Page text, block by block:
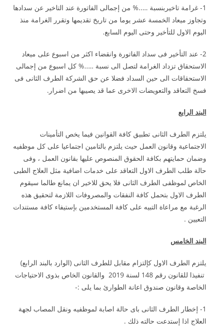
1- غرامة تاخيربنسبة …..% من إجمالى الفاتورة عند التاخير عن سدادها
وتجاوز ميعاد الخمسة عشر يوما من تاريخ تقديمها وتقرر الغرامة منذ
اليوم الاول للتأخير وحتى اليوم السابع.
2- عند التأخير فى سداد الفاتورة وانقضاء اكثر من اسبوع على ميعاد
الاستحقاق تزداد الغرامة لتصل الى نسبة …..% كل اسبوع من إجمالى
الاستحقاقات الى حين السداد فضلا عن حق الشركة الطرف الثانى فى
فسخ التعاقد والتعويضات الاخرى عما قد يصيبها من اضرار.
البند الرابع
يلتزم الطرف الثانى تطبيق كافة القوانين فيما يخص التأمينات
الاجتماعية وقانون العمل حيث يلتزم بالتامين اجتماعيا على كل موظفيه
وضمان حمايتهم بكافة الحقوق المنصوص عليها بقانون العمل ، وفى
حالة طلب الطرف الاول التعاقد على خدمات اضافية مثل العلاج الطبى
الخاص لموظفى الطرف الثانى فلا يحق للاخير ان يمانع طالما سيقوم
الطرف الاول بتحمل كافة النفقات والمصروفات اللازمة لتحقيق هذه
الرغبة مع مراعاة التبيه على كافة المستخدمين بإستيفاء كافة مستندات
التعيين .
البند الخامس
يلتزم الطرف الاول كإلتزام مقابل للطرف الثانى (الوارد بالبند الرابع)
تنفيذا للقانون رقم 148 لسنة 2019 والقانون الخاص بذوى الاحتياجات
الخاصة وقانون صندوق اعانة الطوارئ بما يلى :-
1- إخطار الطرف الثانى باى حالة اصابة لموظفيه ونقل المصاب لجهة
العلاج اذا إستدعت حالته ذلك .